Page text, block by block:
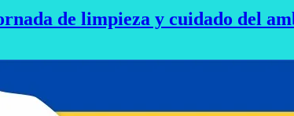
de limpieza y cuidado del